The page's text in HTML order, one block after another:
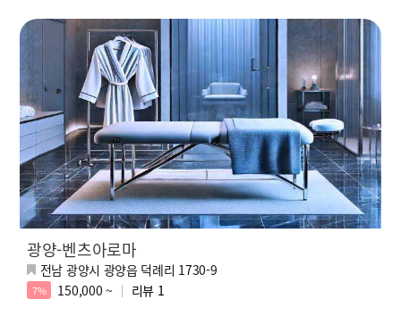
광양-벤츠아로마
전남 광양시 광양읍 덕례리 1730-9
7% 150,000 ~ 리뷰 1